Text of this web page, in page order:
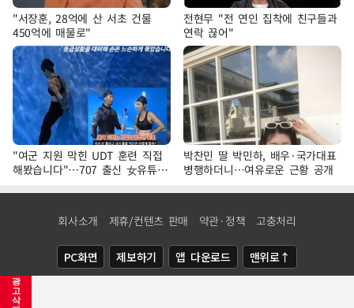
광
고
삭
"서장훈, 28억에 산 서초 건물
450억에 매물로"
전현무 "전 연인 집착에 친구들과
연락 끊어"
"여군 지원 막힌 UDT 훈련 직접
해봤습니다"…707 출신 女유튜버
'완벽 소화'
박찬민 딸 박민하, 배우·국가대표
병행하더니…여유로운 근황 공개
회사소개 제휴/컨텐츠 판매 약관·정책 고충처리
PC화면 제보하기 앱 다운로드 맨위로↑